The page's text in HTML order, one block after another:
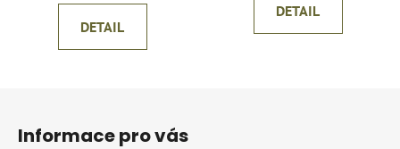
DETAIL
DETAIL
Informace pro vás